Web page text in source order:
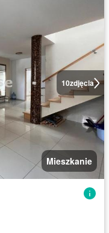
10zdjęcia
Mieszkanie